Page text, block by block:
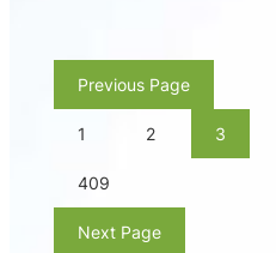
Previous Page
1 2 3
409
Next Page